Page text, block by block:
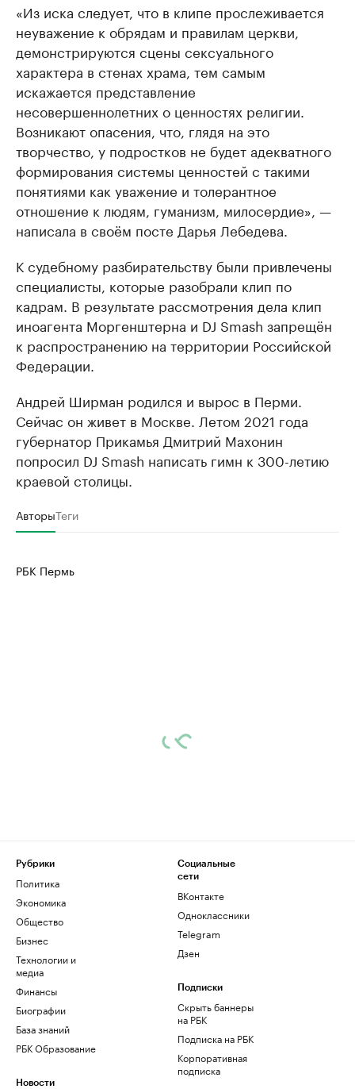
«Из иска следует, что в клипе прослеживается
неуважение к обрядам и правилам церкви,
демонстрируются сцены сексуального
характера в стенах храма, тем самым
искажается представление
несовершеннолетних о ценностях религии.
Возникают опасения, что, глядя на это
творчество, у подростков не будет адекватного
формирования системы ценностей с такими
понятиями как уважение и толерантное
отношение к людям, гуманизм, милосердие», —
написала в своём посте Дарья Лебедева.
К судебному разбирательству были привлечены
специалисты, которые разобрали клип по
кадрам. В результате рассмотрения дела клип
иноагента Моргенштерна и DJ Smash запрещён
к распространению на территории Российской
Федерации.
Андрей Ширман родился и вырос в Перми.
Сейчас он живет в Москве. Летом 2021 года
губернатор Прикамья Дмитрий Махонин
попросил DJ Smash написать гимн к 300-летию
краевой столицы.
АвторыТеги
РБК Пермь
Рубрики
Политика
Экономика
Общество
Бизнес
Технологии и
медиа
Финансы
Биографии
База знаний
РБК Образование
Новости
Социальные
сети
ВКонтакте
Одноклассники
Telegram
Дзен
Подписки
Скрыть баннеры
на РБК
Подписка на РБК
Корпоративная
подписка